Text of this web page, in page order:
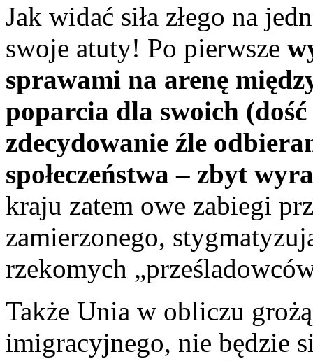
Jak widać siła złego na
swoje atuty! Po pierwsze
sprawami na arenę
poparcia dla swoich
zdecydowanie źle
społeczeństwa – zbyt
kraju zatem owe zabiegi
zamierzonego,
rzekomych
Także Unia w obliczu
imigracyjnego, nie będzie